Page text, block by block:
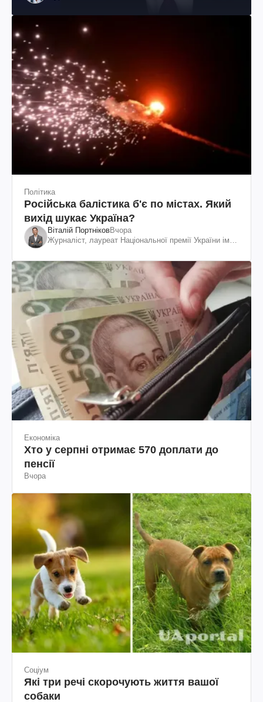
Політика
Російська балістика б'є по містах. Який
вихід шукає Україна?
Віталій ПортніковВчора
Журналіст, лауреат Національної премії України ім.
Економіка
Хто у серпні отримає 570 доплати до
пенсії
Вчора
Соціум
Які три речі скорочують життя вашої
собаки